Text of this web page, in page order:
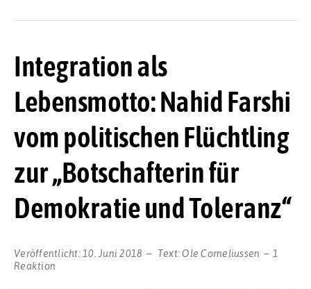
Integration als
Lebensmotto: Nahid Farshi
vom politischen Flüchtling
zur „Botschafterin für
Demokratie und Toleranz“
Veröffentlicht: 10. Juni 2018 Text:Ole Corneliussen
1
Reaktion